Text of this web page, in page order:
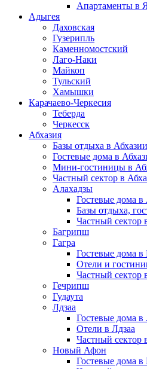
Апартаменты в
Адыгея
Даховская
Гузерипль
Каменномостский
Лаго-Наки
Майкоп
Тульский
Хамышки
Карачаево-Черкесия
Теберда
Черкесск
Абхазия
Базы отдыха в Абхазии
Гостевые дома в
Мини-гостиницы в
Частный сектор в
Алахадзы
Гостевые дома в
Базы отдыха,
Частный сектор
Багрипш
Гагра
Гостевые дома в
Отели и
Частный сектор
Гечрипш
Гудаута
Лдзаа
Гостевые дома в
Отели в Лдзаа
Частный сектор
Новый Афон
Гостевые дома